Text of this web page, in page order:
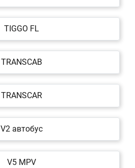
TIGGO FL
TRANSCAB
TRANSCAR
V2 автобус
V5 MPV